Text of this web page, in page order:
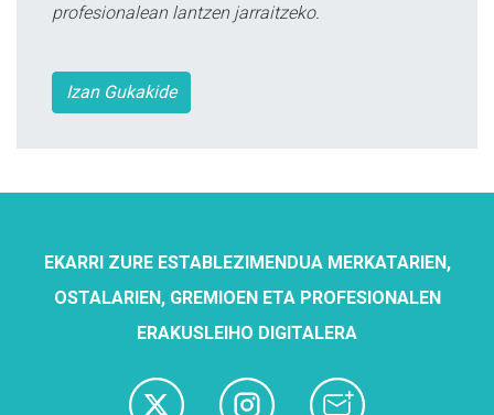
profesionalean lantzen jarraitzeko.
Izan Gukakide
EKARRI ZURE ESTABLEZIMENDUA MERKATARIEN,
OSTALARIEN, GREMIOEN ETA PROFESIONALEN
ERAKUSLEIHO DIGITALERA